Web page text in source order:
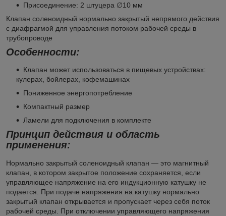
Присоединение: 2 штуцера ∅10 мм
Клапан соленоидный нормально закрытый непрямого действия
с диафрагмой для управления потоком рабочей среды в
трубопроводе
Особенности:
Клапан может использоваться в пищевых устройствах:
кулерах, бойлерах, кофемашинах
Пониженное энергопотребление
Компактный размер
Ламели для подключения в комплекте
Принцип действия и область
применения:
Нормально закрытый соленоидный клапан — это магнитный
клапан, в котором закрытое положение сохраняется, если
управляющее напряжение на его индукционную катушку не
подается. При подаче напряжения на катушку нормально
закрытый клапан открывается и пропускает через себя поток
рабочей среды. При отключении управляющего напряжения